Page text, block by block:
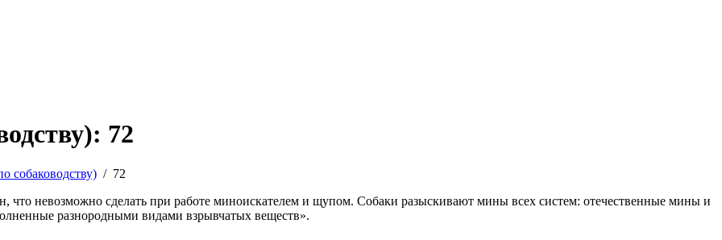
72
собаководству) / 72
невозможно сделать при работе миноискателем и щупом. Собаки разыскивают мины всех систем: отечественные мины и
разнородными видами взрывчатых веществ».